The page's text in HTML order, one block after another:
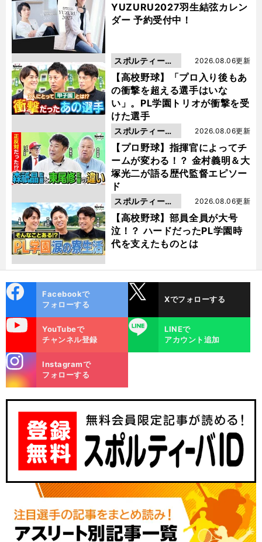
YUZURU2027羽生結弦カレン
ダー 予約受付中！
【高校野球】「プロ入り後もあ
の衝撃を超える選手はいな
い」。PL学園トリオが衝撃を受
けた選手
2026.08.06更新
スポルティーバ
動画
【プロ野球】指揮官によってチ
ームが変わる！？ 金村義明＆大
塚光二が語る歴代監督エピソー
ド
2026.08.06更新
スポルティーバ
動画
【高校野球】部員全員が大号
泣！？ ハードだったPL学園時
代を支えたものとは
2026.08.06更新
スポルティーバ
動画
ok
Facebookで
フォローする
Xでフォローする
YouTubeで
チャンネル登録
LINE
LINEで
アカウント追加
m
Instagramで
フォローする